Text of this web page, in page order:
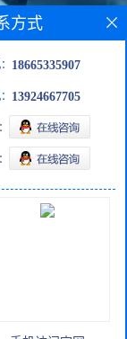
黄炜
方式
18665335907
13924667705